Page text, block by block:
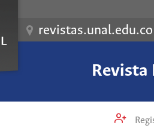
revistas.unal.edu.co
Revista